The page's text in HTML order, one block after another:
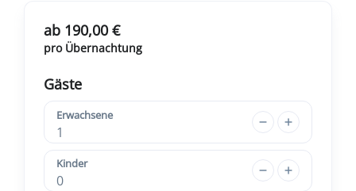
ab 190,00 €
pro Übernachtung
Gäste
Erwachsene
1
Kinder
0